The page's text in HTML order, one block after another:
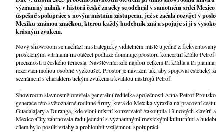
významný milník v historii české značky se odehrál v samotném srdci
úspěšné spolupráce s novým místním zástupcem, jež se začala rozvíjet v
Mexiku známou značkou, kterou každý hudebník zná a spojuje si ji s
krásným zvukem.
Nový showroom se nachází na strategicky viditelném místě u jedné z
prosklenými vitrínami na otáčecí podlaze dominuje prostoru koncertní křídlo Petrof
preciznosti a českého řemesla. Návštěvníci zde najdou celkem tři křídla a tři
rezervaci mohou osobně vyzkoušet. Prostor je navržen tak, aby spojoval estetický
seznámení s charakteristickým zvukem a kvalitou nástrojů Petrof.
Showroom slavnostně otevřela generální ředitelka společnosti Anna Petrof
generace této světoznámé rodinné firmy, která do Mexika vyrazila na pracovní
Guadalajary a Duranga, kde vloni místní konzervatoř zakoupila 13 nových klavírů
Mexico City zahrnovala řadu jednání s významnými mexickými kulturními a
cílem bylo posílit vztahy a prohloubit vzájemnou spolupráci.